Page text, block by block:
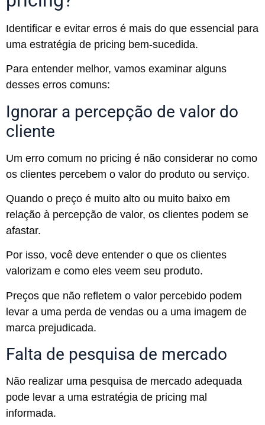
Identificar e evitar erros é mais do que essencial para
uma estratégia de pricing bem-sucedida.
Para entender melhor, vamos examinar alguns
desses erros comuns:
Ignorar a percepção de valor do
cliente
Um erro comum no pricing é não considerar no como
os clientes percebem o valor do produto ou serviço.
Quando o preço é muito alto ou muito baixo em
relação à percepção de valor, os clientes podem se
afastar.
Por isso, você deve entender o que os clientes
valorizam e como eles veem seu produto.
Preços que não refletem o valor percebido podem
levar a uma perda de vendas ou a uma imagem de
marca prejudicada.
Falta de pesquisa de mercado
Não realizar uma pesquisa de mercado adequada
pode levar a uma estratégia de pricing mal
informada.